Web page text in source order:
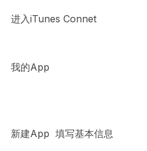
进入iTunes Connet
我的App
新建App 填写基本信息